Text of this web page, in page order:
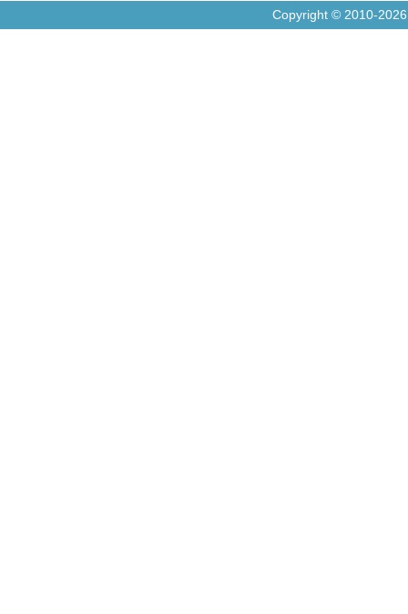
Copyright © 2010-